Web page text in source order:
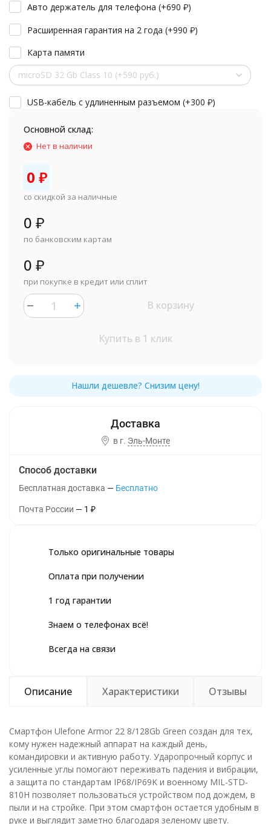
Авто держатель для телефона (+690 ₽)
Расширенная гарантия на 2 года (+990 ₽)
Карта памяти
microSD 32 Gb Class 10 (+590 руб.)
USB-кабель с удлиненным разъемом (+300 ₽)
Основной склад:
Нет в наличии
0 ₽
со скидкой за наличные
0 ₽
по банковским картам
0 ₽
при покупке в кредит или сплит
В корзину
Купить в 1 клик
в г. Эль-Монте
Способ доставки
Бесплатная доставка Бесплатно
Почта России 1 ₽
Только оригинальные товары
Оплата при получении
1 год гарантии
Знаем о телефонах всё!
Всегда на связи
Описание Характеристики Отзывы
Смартфон Ulefone Armor 22 8/128Gb Green создан для тех,
кому нужен надежный аппарат на каждый день,
командировки и активную работу. Ударопрочный корпус и
усиленные углы помогают переживать падения и вибрации,
а защита по стандартам IP68/IP69K и военному MIL-STD-
810H позволяет пользоваться устройством под дождем, в
пыли и на стройке. При этом смартфон остается удобным в
руке и выглядит заметно благодаря зеленому цвету.